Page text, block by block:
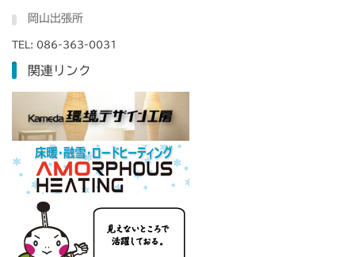
岡山出張所
TEL: 086-363-0031
関連リンク